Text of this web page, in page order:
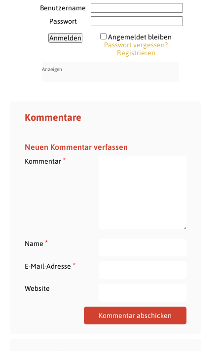
Benutzername
Passwort
Angemeldet bleiben
Passwort vergessen?
Registrieren
Kommentare
Neuen Kommentar verfassen
Kommentar*
Name *
E-Mail-Adresse *
Website